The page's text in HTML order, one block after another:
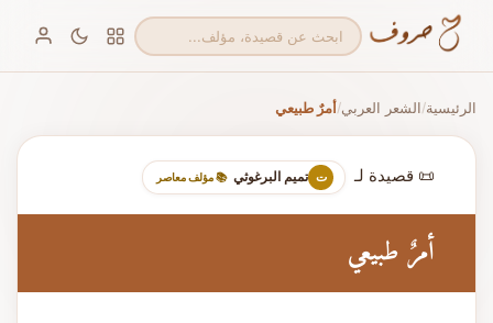
الرئيسية/الشعر العربي/أمرٌ طبيعي
📜 قصيدة لـ ت تميم البرغوثي 📚 مؤلف معاصر
أمرٌ طبيعي